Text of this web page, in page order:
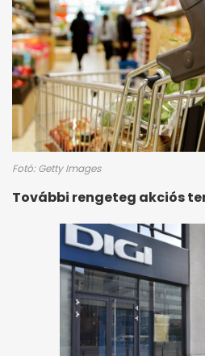
Fotó: Getty Images
További rengeteg akciós